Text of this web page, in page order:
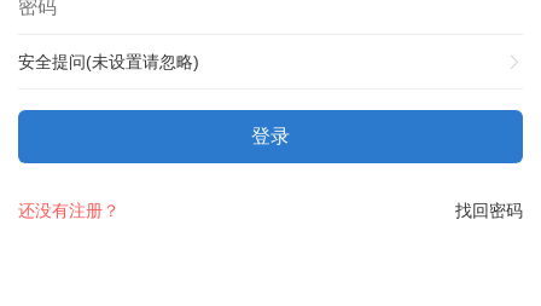
安全提问(未设置请忽略)
登录
找回密码
还没有注册？